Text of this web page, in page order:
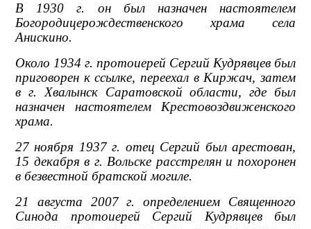
В 1930 г. он был назначен настоятелем
Богородицерождественского храма села
Анискино.
Около 1934 г. протоиерей Сергий Кудрявцев был
приговорен к ссылке, переехал в Киржач, затем
в г. Хвалынск Саратовской области, где был
назначен настоятелем Крестовоздвиженского
храма.
27 ноября 1937 г. отец Сергий был арестован,
15 декабря в г. Вольске расстрелян и похоронен
в безвестной братской могиле.
21 августа 2007 г. определением Священного
Синода протоиерей Сергий Кудрявцев был